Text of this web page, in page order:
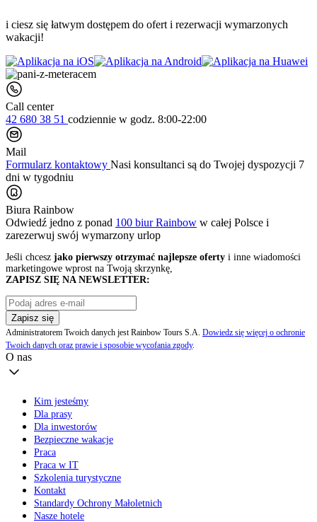
i ciesz się łatwym dostępem do ofert i rezerwacji wymarzonych
wakacji!
Call center
42 680 38 51 codziennie w godz. 8:00-22:00
Mail
Formularz kontaktowy Nasi konsultanci są do Twojej dyspozycji 7
dni w tygodniu
Biura Rainbow
Odwiedź jedno z ponad 100 biur Rainbow w całej Polsce i
zarezerwuj swój wymarzony urlop
Jeśli chcesz jako pierwszy otrzymać najlepsze oferty i inne wiadomości
marketingowe wprost na Twoją skrzynkę,
ZAPISZ SIĘ NA NEWSLETTER:
Zapisz się
Administratorem Twoich danych jest Rainbow Tours S.A. Dowiedz się więcej o ochronie
Twoich danych oraz prawie i sposobie wycofania zgody.
O nas
Kim jesteśmy
Dla prasy
Dla inwestorów
Bezpieczne wakacje
Praca
Praca w IT
Szkolenia turystyczne
Kontakt
Standardy Ochrony Małoletnich
Nasze hotele